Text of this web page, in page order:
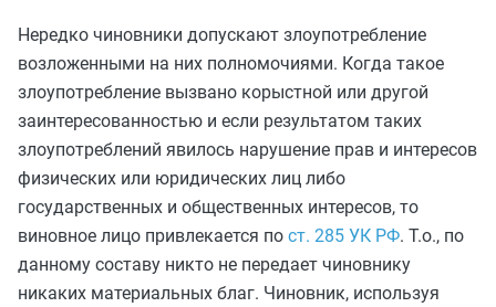
Нередко чиновники допускают злоупотребление
возложенными на них полномочиями. Когда такое
злоупотребление вызвано корыстной или другой
заинтересованностью и если результатом таких
злоупотреблений явилось нарушение прав и интересов
физических или юридических лиц либо
государственных и общественных интересов, то
виновное лицо привлекается по ст. 285 УК РФ. Т.о., по
данному составу никто не передает чиновнику
никаких материальных благ. Чиновник, используя